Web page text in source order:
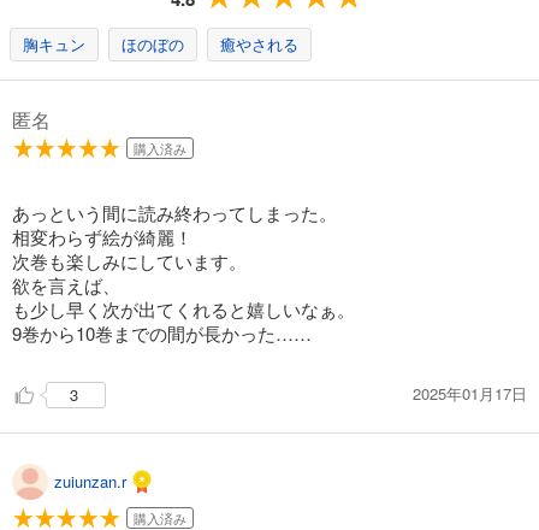
胸キュン ほのぼの 癒やされる
匿名
購入済み
あっという間に読み終わってしまった。
相変わらず絵が綺麗！
次巻も楽しみにしています。
欲を言えば、
も少し早く次が出てくれると嬉しいなぁ。
9巻から10巻までの間が長かった……
3 2025年01月17日
zuiunzan.r
購入済み